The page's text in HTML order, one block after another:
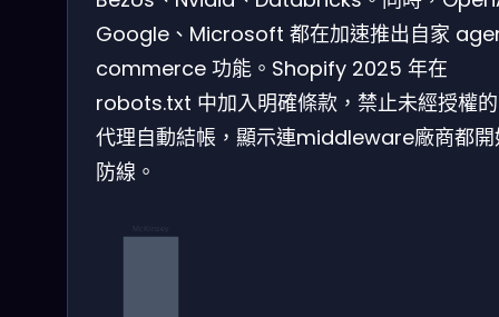
Google、Microsoft 都在加速推出自家
commerce 功能。Shopify 2025 年在
robots.txt 中加入明確條款，禁止未經授權
代理自動結帳，顯示連middleware廠商都開
防線。